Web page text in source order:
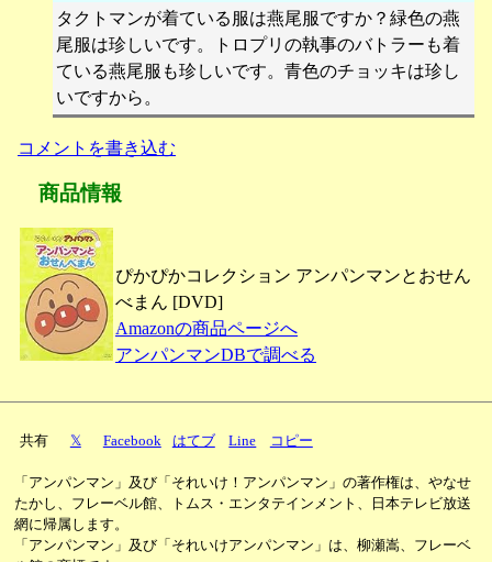
タクトマンが着ている服は燕尾服ですか？緑色の燕
尾服は珍しいです。トロプリの執事のバトラーも着
ている燕尾服も珍しいです。青色のチョッキは珍し
いですから。
コメントを書き込む
商品情報
ぴかぴかコレクション アンパンマンとおせん
べまん [DVD]
Amazonの商品ページへ
アンパンマンDBで調べる
共有 𝕏 Facebook はてブ Line コピー
「アンパンマン」及び「それいけ！アンパンマン」の著作権は、やなせ
たかし、フレーベル館、トムス・エンタテインメント、日本テレビ放送
網に帰属します。
「アンパンマン」及び「それいけアンパンマン」は、柳瀬嵩、フレーベ